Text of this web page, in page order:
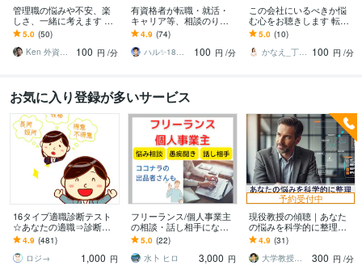
管理職の悩みや不安、楽
しさ、一緒に考えます 外
資でのマネージャー経験
を活かし、あなたを楽に
します！
5.0 (50)
Ken 外資系サラリーマン
100 円 /分
有資格者が転職・就活・
キャリア等、相談のりま
す キャリアカウンセラー×
心理カウンセラーが丁寧
に対応します☘️
4.9 (74)
ハル✨18年7万人以上の実績×書籍著者
100 円 /分
この会社にいるべきか悩
む心をお聴きします 転職
や退職の迷いを整理した
い方へ
5.0 (10)
かなえ_丁寧対応カウンセリング 100 円 /分
お気に入り登録が多いサービス
16タイプ適職診断テスト
☆あなたの適職⇒診断し
ます あなたの「適職」っ
てなに？＋おまけ(ダイエ
ット診断)
4.9 (481)
ロジ→
1,000 円
フリーランス/個人事業主
の相談・話し相手になり
ます ココナラ出品者さん
もOK☘️7日間☘️悩み相談/
愚痴etc.
5.0 (22)
水卜 ヒロ
3,000 円
予約受付中
現役教授の傾聴｜あなた
の悩みを科学的に整理し
ます 東大医学部教員歴あ
り。批判・否定なし、秘
密厳守
4.9 (31)
大学教授トモ｜元東大教員
300 円 /分